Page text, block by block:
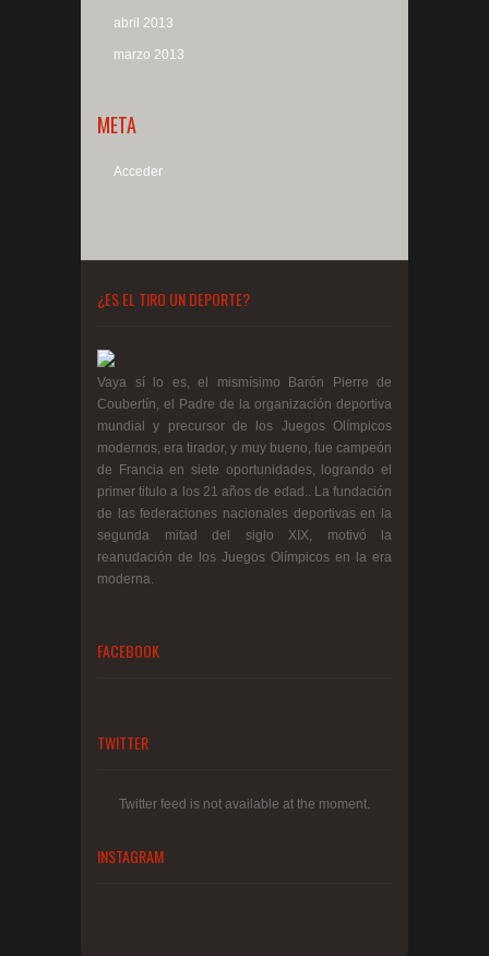
abril 2013
marzo 2013
META
Acceder
¿ES EL TIRO UN DEPORTE?
Vaya sí lo es, el mismísimo Barón Pierre de
Coubertín, el Padre de la organización deportiva
mundial y precursor de los Juegos Olímpicos
modernos, era tirador, y muy bueno, fue campeón
de Francia en siete oportunidades, logrando el
primer titulo a los 21 años de edad.. La fundación
de las federaciones nacionales deportivas en la
segunda mitad del siglo XIX, motivó la
reanudación de los Juegos Olímpicos en la era
moderna.
FACEBOOK
TWITTER
Twitter feed is not available at the moment.
INSTAGRAM